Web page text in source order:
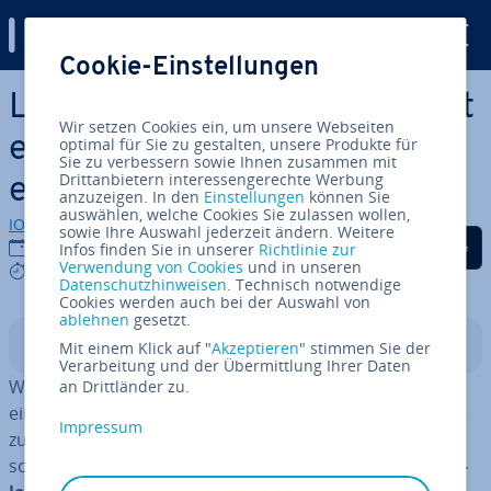
Zum Haupt­in­halt springen
Lie­fer­schein erstellen: Was ist
ein Lie­fer­schein und wie wird
er ge­schrie­ben?
IONOS Redaktion
14.11.2018
6 mins
Auf Facebook teilen
Auf Twitter teilen
Auf LinkedIn
In­halts­ver­zeich­nis
Wenn Sie einem Kunden Waren zustellen, ist es ratsam,
einen da­zu­ge­hö­ri­gen Lie­fer­schein (Wa­ren­be­gleit­schein)
zu schreiben und der Sendung bei­zu­le­gen. Die Lie­fer­
schein­er­stel­lung ist zwar
kein Muss, aber eine Ser­vice­
Cookie-Einstellungen
Wir setzen Cookies ein, um unsere Webseiten
optimal für Sie zu gestalten, unsere Produkte für
Sie zu verbessern sowie Ihnen zusammen mit
Drittanbietern interessengerechte Werbung
anzuzeigen. In den Einstellungen können Sie
auswählen, welche Cookies Sie zulassen wollen,
sowie Ihre Auswahl jederzeit ändern. Weitere
Infos finden Sie in unserer Richtlinie zur
Verwendung von Cookies und in unseren
Datenschutzhinweisen. Technisch notwendige
Cookies werden auch bei der Auswahl von
ablehnen gesetzt.
Mit einem Klick auf "Akzeptieren" stimmen Sie der
Verarbeitung und der Übermittlung Ihrer Daten
an Drittländer zu.
Impressum